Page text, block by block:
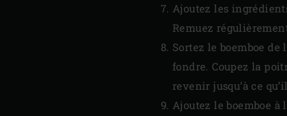
Ajoutez les
Remuez
Sortez le boemboe
fondre. Coupez la
revenir jusqu’à ce
Ajoutez le boemboe